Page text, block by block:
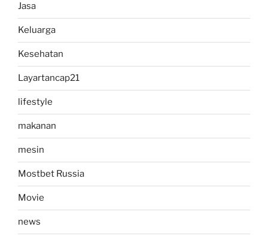
Jasa
Keluarga
Kesehatan
Layartancap21
lifestyle
makanan
mesin
Mostbet Russia
Movie
news